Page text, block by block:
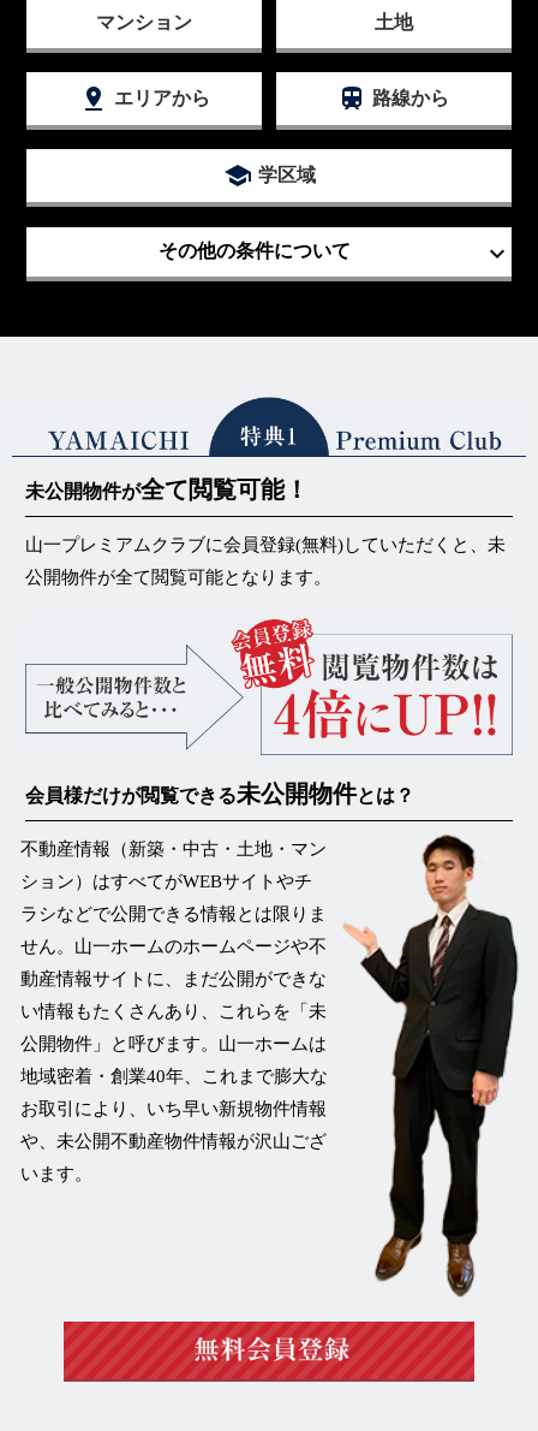
マンション 土地
pin_drop エリアから train 路線から
school 学区域
その他の条件について keyboard_arrow_down
未公開物件が全て閲覧可能！
山一プレミアムクラブに会員登録(無料)していただくと、未
公開物件が全て閲覧可能となります。
会員様だけが閲覧できる未公開物件とは？
不動産情報（新築・中古・土地・マン
ション）はすべてがWEBサイトやチ
ラシなどで公開できる情報とは限りま
せん。山一ホームのホームページや不
動産情報サイトに、まだ公開ができな
い情報もたくさんあり、これらを 「未
公開物件」
と呼びます。山一ホームは
地域密着・創業40年、これまで膨大な
お取引により、いち早い新規物件情報
や、未公開不動産物件情報が沢山ござ
います。